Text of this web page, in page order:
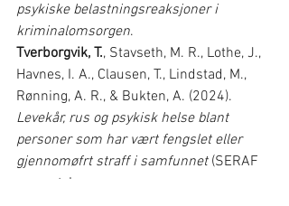
psykiske belastningsreaksjoner i
kriminalomsorgen.
Tverborgvik, T., Stavseth, M. R., Lothe, J.,
Havnes, I. A., Clausen, T., Lindstad, M.,
Rønning, A. R., & Bukten, A. (2024).
Levekår, rus og psykisk helse blant
personer som har vært fengslet eller
gjennomøfrt straff i samfunnet (SERAF
rapport, Issue.